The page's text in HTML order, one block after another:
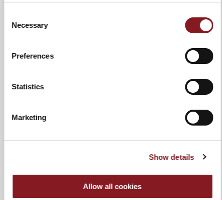
Selection
Necessary
Preferences
Statistics
Marketing
Show details
Allow all cookies
Metallbedienerschutz, frontaler
Anschlagplatte mit Doppelwelle,
Abnehmbare Teile
einzigen Bewegungssystem